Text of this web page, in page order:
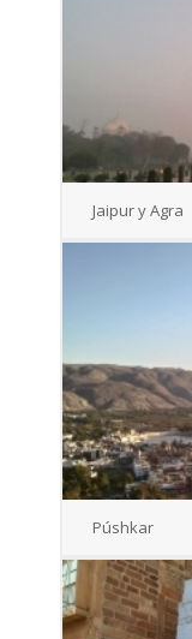
Jaipur y Agra
Púshkar